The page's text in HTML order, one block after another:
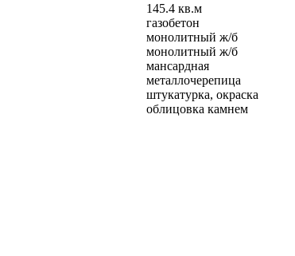
145.4 кв.м
газобетон
монолитный ж/б
монолитный ж/б
мансардная
металлочерепица
штукатурка, окраска
облицовка камнем